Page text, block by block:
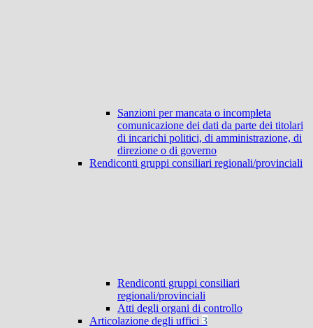
Sanzioni per mancata o incompleta
comunicazione dei dati da parte dei titolari
di incarichi politici, di amministrazione, di
direzione o di governo
Rendiconti gruppi consiliari regionali/provinciali
Rendiconti gruppi consiliari
regionali/provinciali
Atti degli organi di controllo
Articolazione degli uffici 3